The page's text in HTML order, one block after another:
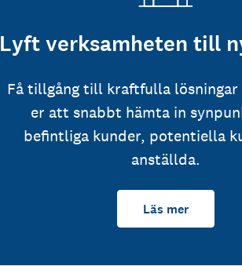
Lyft verksamheten till
Få tillgång till kraftfulla lösningar
er att snabbt hämta in
befintliga kunder, potentiella
anställda.
Läs mer